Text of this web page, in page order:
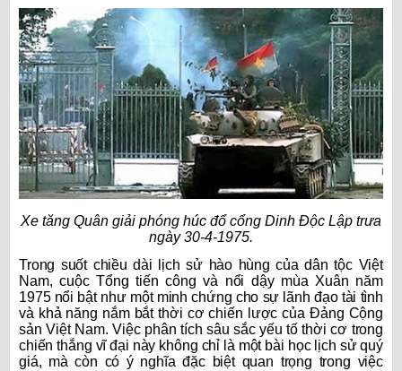
Xe tăng Quân giải phóng húc đổ cổng Dinh Độc Lập trưa
ngày 30-4-1975.
Trong suốt chiều dài lịch sử hào hùng của dân tộc Việt
Nam, cuộc Tổng tiến công và nổi dậy mùa Xuân năm
1975 nổi bật như một minh chứng cho sự lãnh đạo tài tình
và khả năng nắm bắt thời cơ chiến lược của Đảng Cộng
sản Việt Nam. Việc phân tích sâu sắc yếu tố thời cơ trong
chiến thắng vĩ đại này không chỉ là một bài học lịch sử quý
giá, mà còn có ý nghĩa đặc biệt quan trọng trong việc